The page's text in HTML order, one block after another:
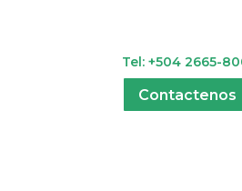
Tel: +504 2665-
Contactenos